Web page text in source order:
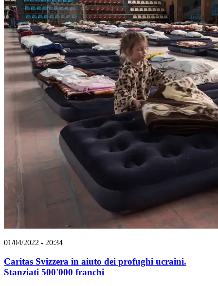
01/04/2022 - 20:34
Caritas Svizzera in aiuto dei profughi ucraini.
Stanziati 500'000 franchi